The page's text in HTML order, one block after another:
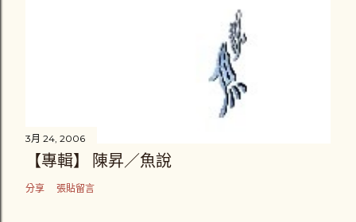
3月 24, 2006
【專輯】 陳昇／魚說
分享 張貼留言